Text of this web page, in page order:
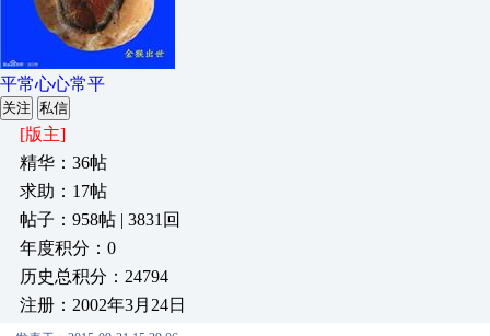
平常心心常平
关注 私信
[版主]
精华：36帖
求助：17帖
帖子：958帖 | 3831回
年度积分：0
历史总积分：24794
注册：2002年3月24日